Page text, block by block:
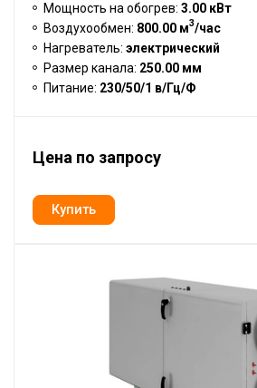
Мощность на обогрев: 3.00 кВт
Воздухообмен: 800.00 м3/час
Нагреватель: электрический
Размер канала: 250.00 мм
Питание: 230/50/1 в/Гц/Ф
Цена по запросу